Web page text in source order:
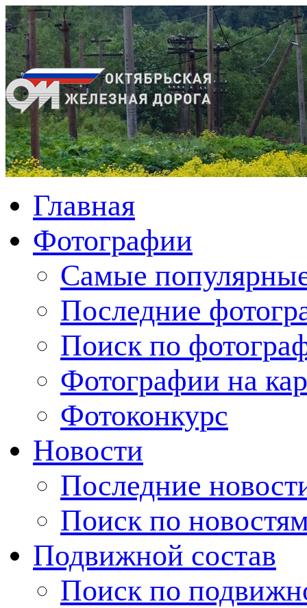
Главная
Фотографии
Cамые
Последние
Поиск по
Фотографии на
Фотоконкурс
Новости
Последние
Поиск по
Подвижной состав
Поиск по